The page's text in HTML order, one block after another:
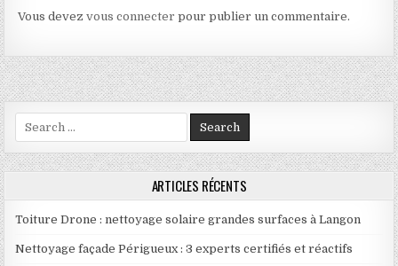
Vous devezvous connecter pour publier un commentaire.
Search for:
ARTICLES RÉCENTS
Toiture Drone : nettoyage solaire grandes surfaces à Langon
Nettoyage façade Périgueux : 3 experts certifiés et réactifs